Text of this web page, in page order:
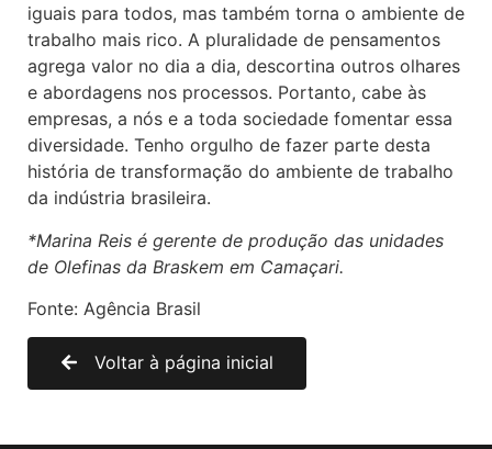
iguais para todos, mas também torna o ambiente de
trabalho mais rico. A pluralidade de pensamentos
agrega valor no dia a dia, descortina outros olhares
e abordagens nos processos. Portanto, cabe às
empresas, a nós e a toda sociedade fomentar essa
diversidade. Tenho orgulho de fazer parte desta
história de transformação do ambiente de trabalho
da indústria brasileira.
*Marina Reis é gerente de produção das unidades
de Olefinas da Braskem em Camaçari.
Fonte: Agência Brasil
Voltar à página inicial